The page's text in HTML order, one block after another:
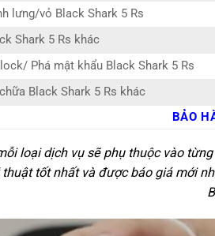
lưng/vỏ Black Shark 5 Rs
Shark 5 Rs khác
Phá mật khẩu Black Shark 5 Rs
Black Shark 5 Rs khác
BẢO
loại dịch vụ sẽ phụ thuộc vào
thuật tốt nhất và được báo giá mới